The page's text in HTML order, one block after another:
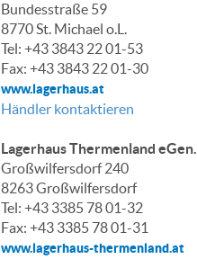
Bundesstraße 59
8770 St. Michael o.L.
Tel: +43 3843 22 01-53
Fax: +43 3843 22 01-30
www.lagerhaus.at
Händler kontaktieren
Lagerhaus Thermenland eGen.
Großwilfersdorf 240
8263 Großwilfersdorf
Tel: +43 3385 78 01-32
Fax: +43 3385 78 01-31
www.lagerhaus-thermenland.at